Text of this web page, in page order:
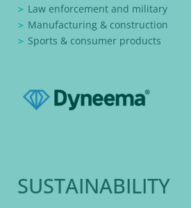
Law enforcement and military
Manufacturing & construction
Sports & consumer products
SUSTAINABILITY